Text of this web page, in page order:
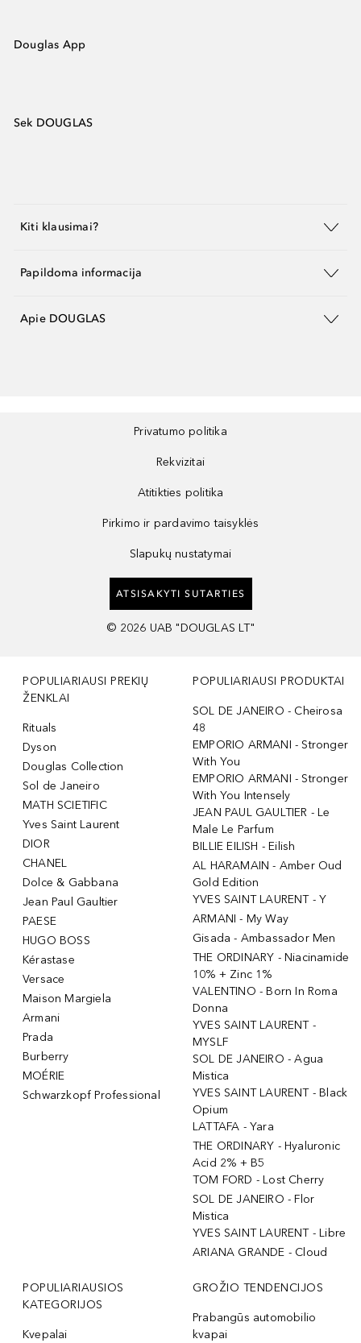
Douglas App
Sek DOUGLAS
Kiti klausimai?
Papildoma informacija
Apie DOUGLAS
Privatumo politika
Rekvizitai
Atitikties politika
Pirkimo ir pardavimo taisyklės
Slapukų nustatymai
ATSISAKYTI SUTARTIES
© 2026 UAB "DOUGLAS LT"
POPULIARIAUSI PREKIŲ
ŽENKLAI
Rituals
Dyson
Douglas Collection
Sol de Janeiro
MATH SCIETIFIC
Yves Saint Laurent
DIOR
CHANEL
Dolce & Gabbana
Jean Paul Gaultier
PAESE
HUGO BOSS
Kérastase
Versace
Maison Margiela
Armani
Prada
Burberry
MOÉRIE
Schwarzkopf Professional
POPULIARIAUSI PRODUKTAI
SOL DE JANEIRO - Cheirosa
48
EMPORIO ARMANI - Stronger
With You
EMPORIO ARMANI - Stronger
With You Intensely
JEAN PAUL GAULTIER - Le
Male Le Parfum
BILLIE EILISH - Eilish
AL HARAMAIN - Amber Oud
Gold Edition
YVES SAINT LAURENT - Y
ARMANI - My Way
Gisada - Ambassador Men
THE ORDINARY - Niacinamide
10% + Zinc 1%
VALENTINO - Born In Roma
Donna
YVES SAINT LAURENT -
MYSLF
SOL DE JANEIRO - Agua
Mistica
YVES SAINT LAURENT - Black
Opium
LATTAFA - Yara
THE ORDINARY - Hyaluronic
Acid 2% + B5
TOM FORD - Lost Cherry
SOL DE JANEIRO - Flor
Mistica
YVES SAINT LAURENT - Libre
ARIANA GRANDE - Cloud
POPULIARIAUSIOS
KATEGORIJOS
Kvepalai
GROŽIO TENDENCIJOS
Prabangūs automobilio
kvapai